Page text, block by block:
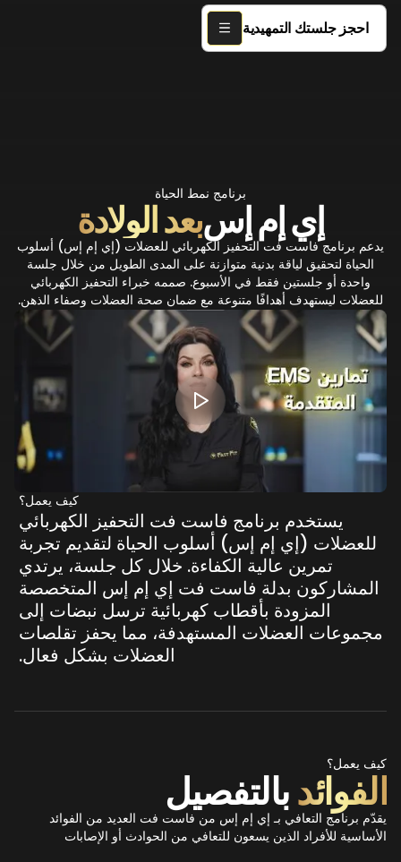
احجز جلستك التمهيدية
برنامج نمط الحياة
إي إم إسبعد الولادة
يدعم برنامج فاست فت التحفيز الكهربائي للعضلات (إي إم إس) أسلوب
الحياة لتحقيق لياقة بدنية متوازنة على المدى الطويل من خلال جلسة
واحدة أو جلستين فقط في الأسبوع. صممه خبراء التحفيز الكهربائي
للعضلات ليستهدف أهدافًا متنوعة مع ضمان صحة العضلات وصفاء الذهن.
كيف يعمل؟
يستخدم برنامج فاست فت التحفيز الكهربائي
للعضلات (إي إم إس) أسلوب الحياة لتقديم تجربة
تمرين عالية الكفاءة. خلال كل جلسة، يرتدي
المشاركون بدلة فاست فت إي إم إس المتخصصة
المزودة بأقطاب كهربائية ترسل نبضات إلى
مجموعات العضلات المستهدفة، مما يحفز تقلصات
العضلات بشكل فعال.
كيف يعمل؟
الفوائدبالتفصيل
يقدّم برنامج التعافي بـ إي إم إس من فاست فت العديد من الفوائد
الأساسية للأفراد الذين يسعون للتعافي من الحوادث أو الإصابات